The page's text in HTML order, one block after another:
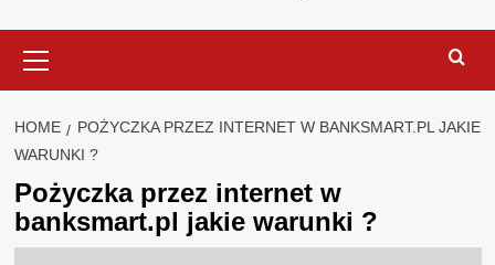
Menu
HOME
POŻYCZKA PRZEZ INTERNET W BANKSMART.PL JAKIE
WARUNKI ?
Pożyczka przez internet w
banksmart.pl jakie warunki ?